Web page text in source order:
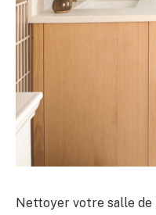
Nettoyer votre salle de